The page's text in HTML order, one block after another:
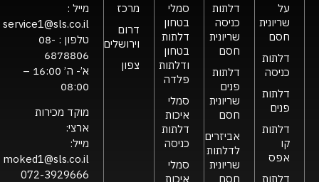
על
שריונית
חסם
דלתות
כניסה
דלתות
פנים
דלתות
קו
אפס
דלתות
דלתות
כניסה
שריונית
חסם
דלתות
פנים
שריונית
חסם
אביזרים
לדלתות
שריונית
חסם
סמלי
בטחון
דלתות
בטחון
ודלתות
פלדה
סמלי
איכות
דלתות
כניסה
סמלי
איכות
מרכז
דרום
וירושלים
צפון
מייל :
service1@sls.co.il
טלפון : 08-
6878806
א’- ה’ 16:00 –
08:00
מוקד מכירות
ארצי:
מייל:
moked1@sls.co.il
072-3929666